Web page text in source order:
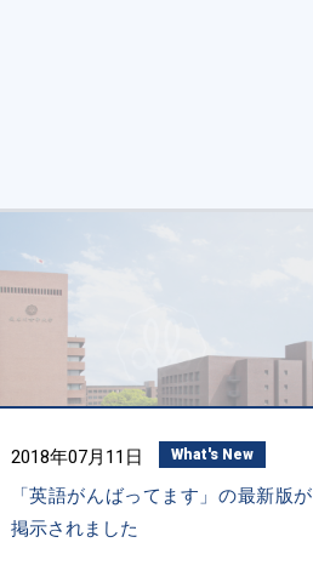
2018年07月11日 What's New
「英語がんばってます」の最新版が
掲示されました